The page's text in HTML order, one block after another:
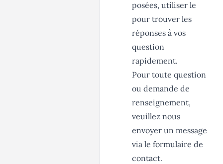
posées, utiliser le
pour trouver les
réponses à vos
question
rapidement.
Pour toute question
ou demande de
renseignement,
veuillez nous
envoyer un message
via le formulaire de
contact.